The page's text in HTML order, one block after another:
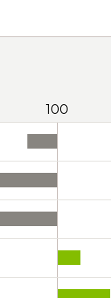
100